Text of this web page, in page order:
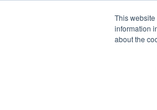
This
information
about the